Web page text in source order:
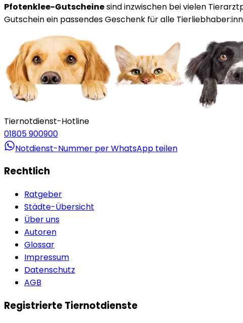
Pfotenklee-Gutscheinesind inzwischen bei vielen
Gutschein ein passendes Geschenk für alle
Tiernotdienst-Hotline
01805 900900
Notdienst-Nummer per WhatsApp teilen
Rechtlich
Ratgeber
Städte-Übersicht
Über uns
Autoren
Glossar
Impressum
Datenschutz
AGB
Registrierte Tiernotdienste